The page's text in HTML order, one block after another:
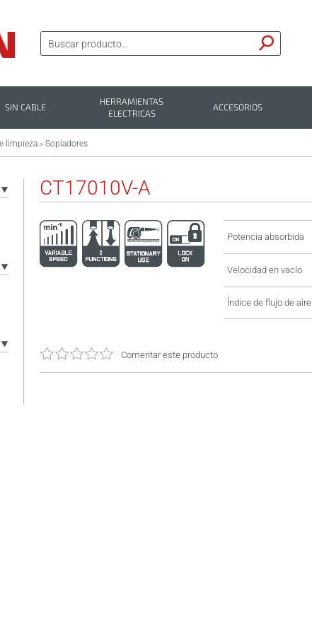
SIN CABLE
HERRAMIENTAS
ELECTRICAS
ACCESORIOS
limpieza > Sopladores
CT17010V-A
Potencia absorbida
Velocidad en vacío
Índice de flujo de aire
Comentar este producto